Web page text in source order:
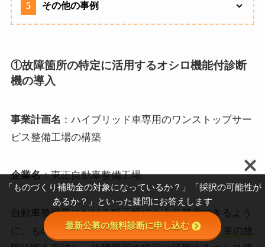
5 その他の事例
①故障箇所の特定に活用するオシロ機能付診断
機の導入
事業計画名 ：ハイブリッド車専用のワンストップサー
ビス整備工場の構築
企業名：東正自動車整備工場
自動車整備業における町工場でも十分整備できるよう
に、ものづくり補助金を利用して ハイブリッド車の故
「ものづくり補助金の対象になっているか？」「採択の可能性が
あるか？」といった疑問にお答えします
最新公募の無料診断に申し込む